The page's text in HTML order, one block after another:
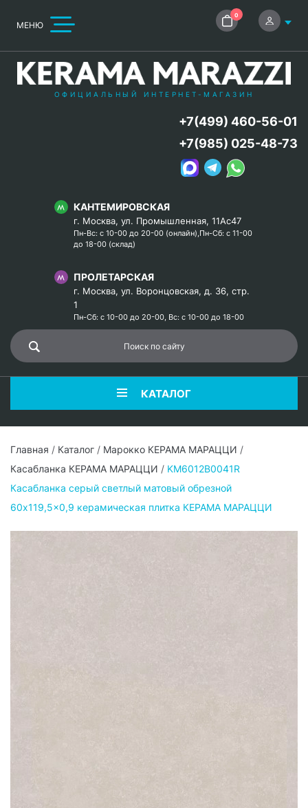
МЕНЮ
0
ОФИЦИАЛЬНЫЙ ИНТЕРНЕТ-МАГАЗИН
КАНТЕМИРОВСКАЯ
г. Москва, ул. Промышленная, 11Ас47
Пн-Вс: с 10-00 до 20-00 (онлайн),Пн-Сб: с 11-00
до 18-00 (склад)
ПРОЛЕТАРСКАЯ
г. Москва, ул. Воронцовская, д. 36, стр.
1
Пн-Сб: с 10-00 до 20-00, Вс: с 10-00 до 18-00
+7(499) 460-56-01
+7(985) 025-48-73
КАТАЛОГ
Главная / Каталог / Марокко КЕРАМА МАРАЦЦИ /
Касабланка КЕРАМА МАРАЦЦИ / KM6012B0041R
Касабланка серый светлый матовый обрезной
60x119,5x0,9 керамическая плитка КЕРАМА МАРАЦЦИ